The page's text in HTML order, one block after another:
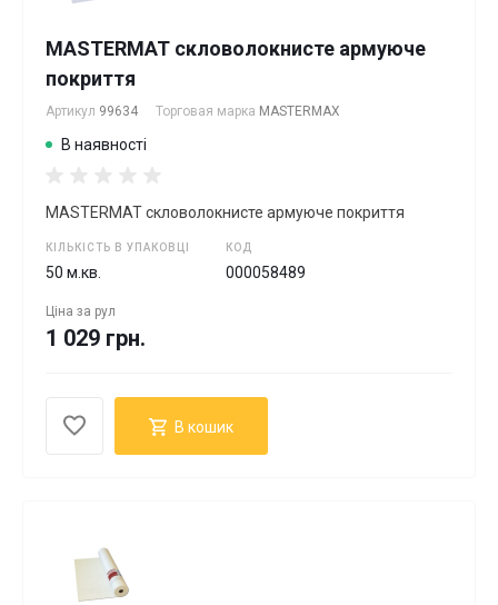
MASTERMAT скловолокнисте армуюче
покриття
Артикул 99634 Торговая марка MASTERMAX
В наявності
MASTERMAT скловолокнисте армуюче покриття
КІЛЬКІСТЬ В УПАКОВЦІ
50 м.кв.
КОД
000058489
Ціна за рул
1 029 грн.
В кошик